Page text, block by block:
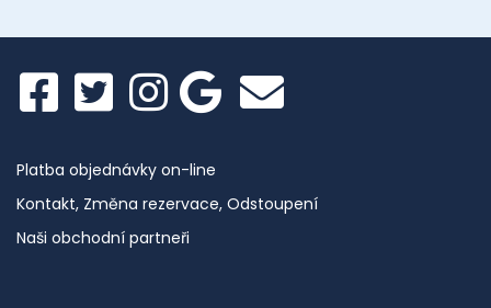
Platba objednávky on-line
Kontakt, Změna rezervace, Odstoupení
Naši obchodní partneři